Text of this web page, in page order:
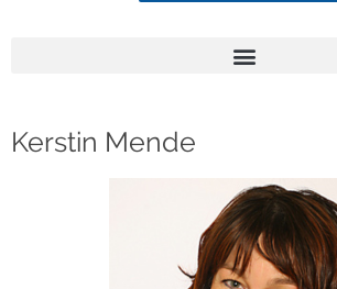
Kerstin Mende